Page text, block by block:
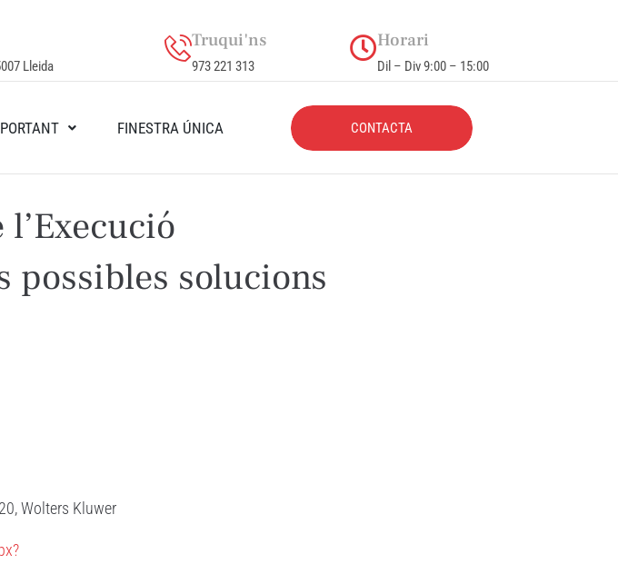
Lleida
Truqui'ns
973 221 313
Horari
Dil – Div 9:00 – 15:00
FINESTRA ÚNICA CONTACTA
possibles solucions
Wolters Kluwer